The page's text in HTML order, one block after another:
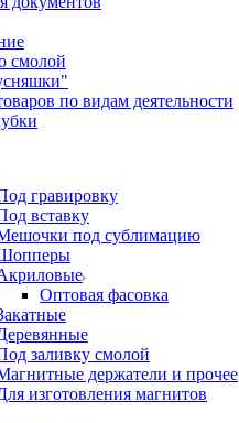
смолой
по видам деятельности
гравировку
вставку
под сублимацию
Оптовая фасовка
заливку смолой
держатели и прочее
изготовления магнитов